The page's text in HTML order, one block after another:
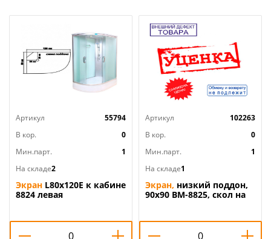
Артикул
55794
В кор.
0
Мин.парт.
1
На складе2
Экран L80х120E к кабине
8824 левая
Артикул
102263
В кор.
0
Мин.парт.
1
На складе1
Экран, низкий поддон,
90х90 ВМ-8825, скол на